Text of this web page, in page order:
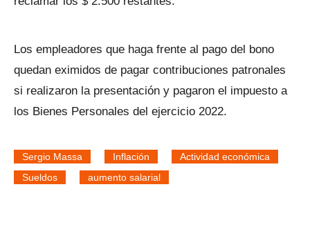
Los empleadores que haga frente al pago del bono
quedan eximidos de pagar contribuciones patronales
si realizaron la presentación y pagaron el impuesto a
los Bienes Personales del ejercicio 2022.
Sergio Massa Inflación
Actividad económica
Sueldos
aumento salarial